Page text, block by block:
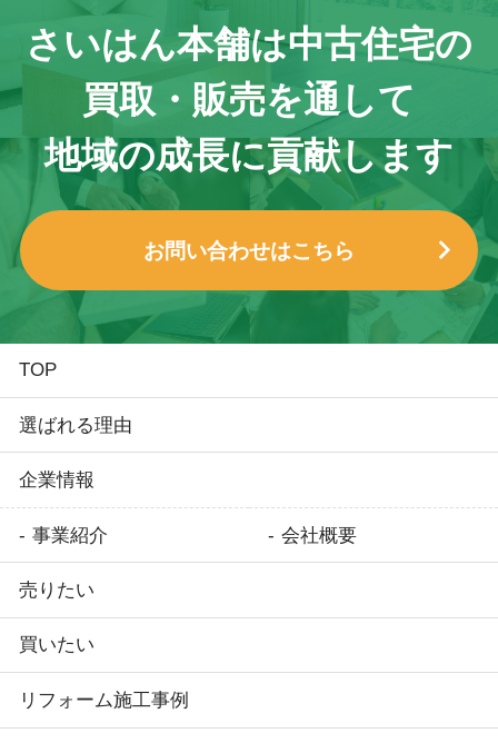
さいはん本舗は中古住宅の
買取・販売を通して
地域の成長に貢献します
お問い合わせはこちら
TOP
選ばれる理由
企業情報
事業紹介 会社概要
売りたい
買いたい
リフォーム施工事例